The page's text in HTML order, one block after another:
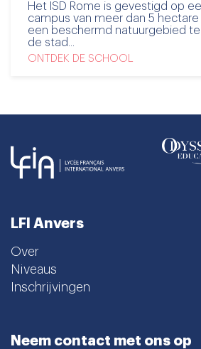
Het ISD Rome is gevestigd op
campus van meer dan 5
een beschermd natuurgebied
de stad...
ONTDEK DE SCHOOL
LFI Anvers
Over
Niveaus
Inschrijvingen
Neem contact met ons op